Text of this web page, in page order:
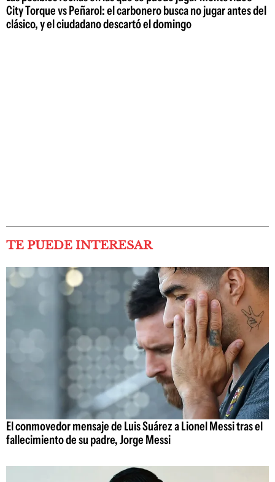
City Torque vs Peñarol: el carbonero busca no jugar antes del
clásico, y el ciudadano descartó el domingo
TE PUEDE INTERESAR
El conmovedor mensaje de Luis Suárez a Lionel Messi tras el
fallecimiento de su padre, Jorge Messi